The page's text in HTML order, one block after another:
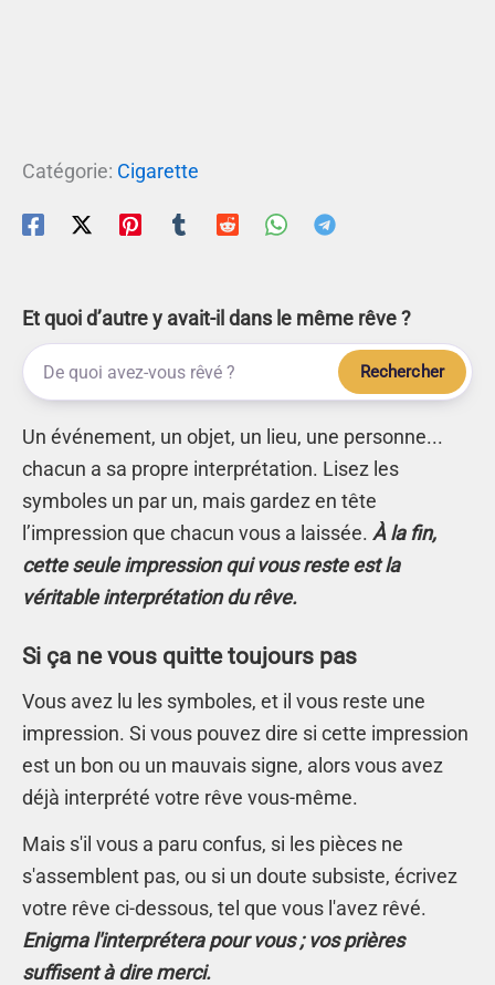
Catégorie: Cigarette
Et quoi d’autre y avait-il dans le même rêve ?
Rechercher
Un événement, un objet, un lieu, une personne...
chacun a sa propre interprétation. Lisez les
symboles un par un, mais gardez en tête
l’impression que chacun vous a laissée. À la fin,
cette seule impression qui vous reste est la
véritable interprétation du rêve.
Si ça ne vous quitte toujours pas
Vous avez lu les symboles, et il vous reste une
impression. Si vous pouvez dire si cette impression
est un bon ou un mauvais signe, alors vous avez
déjà interprété votre rêve vous-même.
Mais s'il vous a paru confus, si les pièces ne
s'assemblent pas, ou si un doute subsiste, écrivez
votre rêve ci-dessous, tel que vous l'avez rêvé.
Enigma l'interprétera pour vous ; vos prières
suffisent à dire merci.